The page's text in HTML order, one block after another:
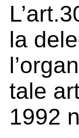
la
tale
1992